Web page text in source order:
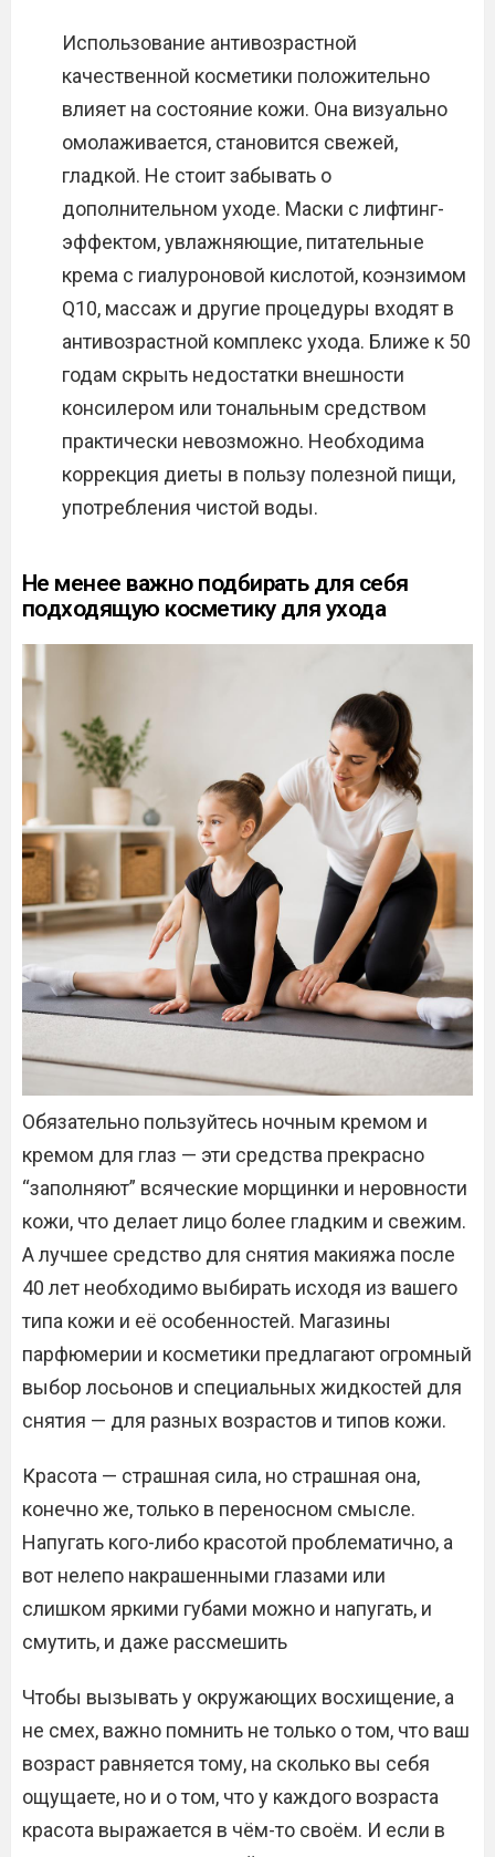
Использование антивозрастной
качественной косметики положительно
влияет на состояние кожи. Она визуально
омолаживается, становится свежей,
гладкой. Не стоит забывать о
дополнительном уходе. Маски с лифтинг-
эффектом, увлажняющие, питательные
крема с гиалуроновой кислотой, коэнзимом
Q10, массаж и другие процедуры входят в
антивозрастной комплекс ухода. Ближе к 50
годам скрыть недостатки внешности
консилером или тональным средством
практически невозможно. Необходима
коррекция диеты в пользу полезной пищи,
употребления чистой воды.
Не менее важно подбирать для себя
подходящую косметику для ухода
Обязательно пользуйтесь ночным кремом и
кремом для глаз — эти средства прекрасно
“заполняют” всяческие морщинки и неровности
кожи, что делает лицо более гладким и свежим.
А лучшее средство для снятия макияжа после
40 лет необходимо выбирать исходя из вашего
типа кожи и её особенностей. Магазины
парфюмерии и косметики предлагают огромный
выбор лосьонов и специальных жидкостей для
снятия — для разных возрастов и типов кожи.
Красота — страшная сила, но страшная она,
конечно же, только в переносном смысле.
Напугать кого-либо красотой проблематично, а
вот нелепо накрашенными глазами или
слишком яркими губами можно и напугать, и
смутить, и даже рассмешить
Чтобы вызывать у окружающих восхищение, а
не смех, важно помнить не только о том, что ваш
возраст равняется тому, на сколько вы себя
ощущаете, но и о том, что у каждого возраста
красота выражается в чём-то своём. И если в